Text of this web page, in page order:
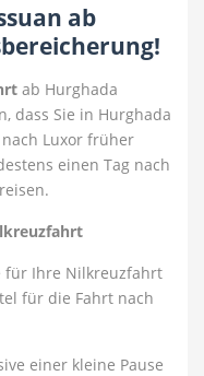
ab
ab Hurghada
dass Sie in Hurghada
Luxor früher
einen Tag nach
für Ihre Nilkreuzfahrt
für die Fahrt nach
einer kleine Pause